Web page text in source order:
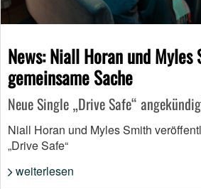
News: Niall Horan und Myles
gemeinsame Sache
Neue Single „Drive Safe“
Niall Horan und Myles Smith
„Drive Safe“
weiterlesen